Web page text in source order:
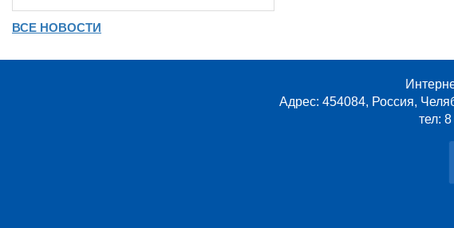
ВСЕ НОВОСТИ
Адрес: 454084, Россия,
тел: